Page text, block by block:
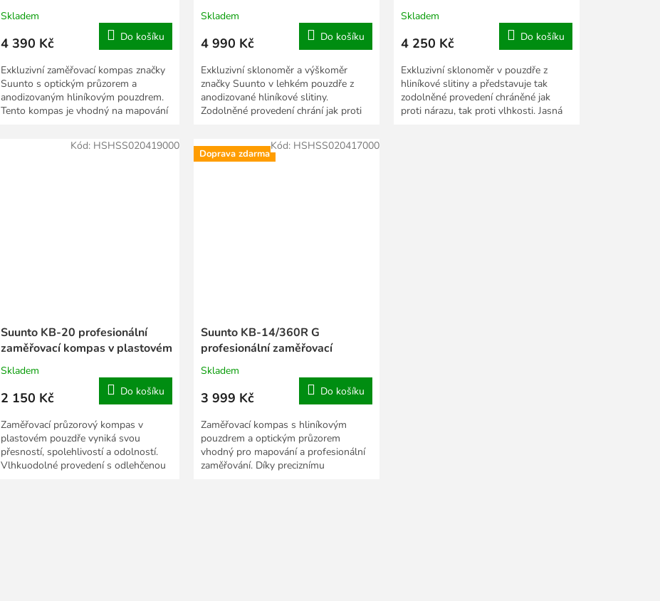
kompas v kovovém pouzdře
Skladem
4 390 Kč Do košíku
Exkluzivní zaměřovací kompas značky
Suunto s optickým průzorem a
anodizovaným hliníkovým pouzdrem.
Tento kompas je vhodný na mapování
+ sklonoměr
Skladem
4 990 Kč Do košíku
Exkluzivní sklonoměr a výškoměr
značky Suunto v lehkém pouzdře z
anodizované hliníkové slitiny.
Zodolněné provedení chrání jak proti
Skladem
4 250 Kč Do košíku
Exkluzivní sklonoměr v pouzdře z
hliníkové slitiny a představuje tak
zodolněné provedení chráněné jak
proti nárazu, tak proti vlhkosti. Jasná
Suunto KB-20 profesionální
zaměřovací kompas v plastovém
pouzdře
Skladem
2 150 Kč Do košíku
Zaměřovací průzorový kompas v
plastovém pouzdře vyniká svou
přesností, spolehlivostí a odolností.
Vlhkuodolné provedení s odlehčenou
Kód: HSHSS020419000
Doprava zdarma
Suunto KB-14/360R G
profesionální zaměřovací
kompas v kovovém pouzdře
Skladem
3 999 Kč Do košíku
Zaměřovací kompas s hliníkovým
pouzdrem a optickým průzorem
vhodný pro mapování a profesionální
zaměřování. Díky preciznímu
Kód: HSHSS020417000